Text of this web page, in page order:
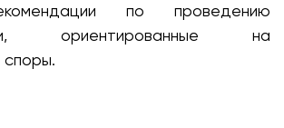
по проведению
ориентированные на
споры.